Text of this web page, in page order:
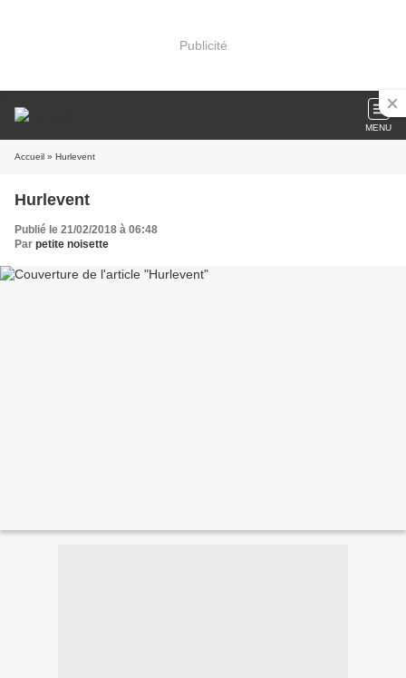
Publicité
MENU
Accueil » Hurlevent
Hurlevent
Publié le 21/02/2018 à 06:48
Par petite noisette